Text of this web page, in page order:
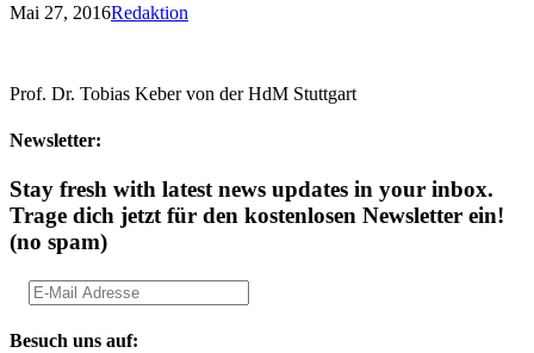
Mai 27, 2016Redaktion
Prof. Dr. Tobias Keber von der HdM Stuttgart
Newsletter:
Stay fresh with latest news updates in your inbox.
Trage dich jetzt für den kostenlosen Newsletter ein!
(no spam)
Besuch uns auf: